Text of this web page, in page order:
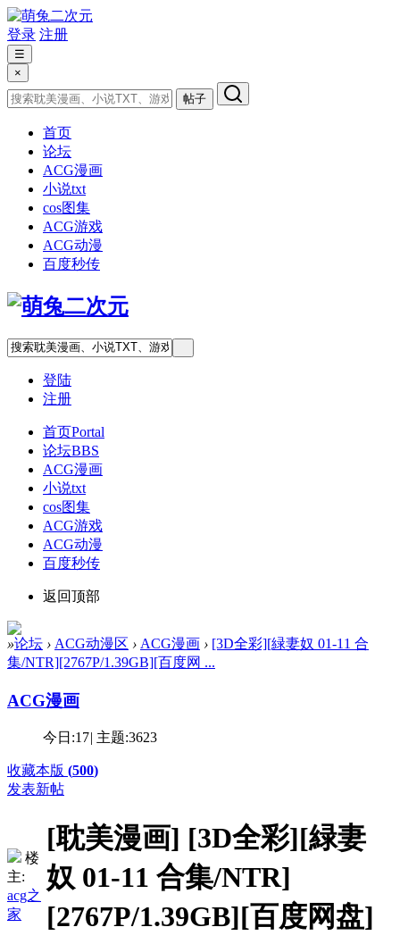
登录 注册
☰
×
帖子
首页
论坛
ACG漫画
小说txt
cos图集
ACG游戏
ACG动漫
百度秒传
登陆
注册
首页Portal
论坛BBS
ACG漫画
小说txt
cos图集
ACG游戏
ACG动漫
百度秒传
返回顶部
»论坛 › ACG动漫区 › ACG漫画 › [3D全彩][緑妻奴 01-11 合
集/NTR][2767P/1.39GB][百度网 ...
ACG漫画
今日:17| 主题:3623
收藏本版 (500)
发表新帖
楼
主:
acg之
家
[耽美漫画] [3D全彩][緑妻
奴 01-11 合集/NTR]
[2767P/1.39GB][百度网盘]